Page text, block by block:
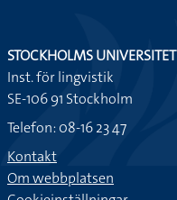
STOCKHOLMS UNIVERSITET
Inst. för lingvistik
SE-106 91 Stockholm
Telefon: 08-16 23 47
Kontakt
Om webbplatsen